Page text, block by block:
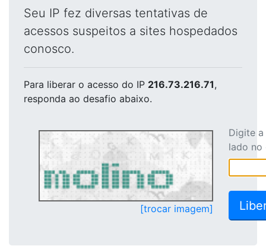
Seu IP fez diversas tentativas de
acessos suspeitos a sites hospedados
conosco.
Para liberar o acesso do IP 216.73.216.71,
responda ao desafio abaixo.
[trocar imagem]
Digite
lado no